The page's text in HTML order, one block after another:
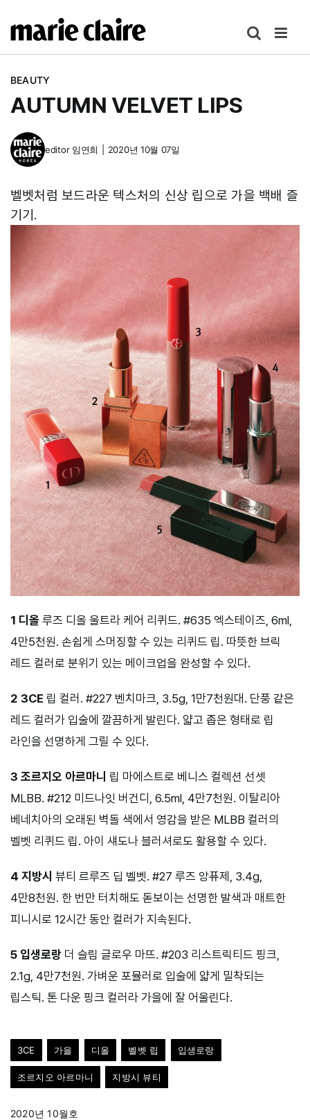
텐
BEAUTY
AUTUMN VELVET LIPS
editor 임연희 2020년 10월 07일
벨벳처럼 보드라운 텍스처의 신상 립으로 가을 백배 즐
기기.
1 디올 루즈 디올 울트라 케어 리퀴드. #635 엑스테이즈, 6ml,
4만5천원. 손쉽게 스머징할 수 있는 리퀴드 립. 따뜻한 브릭
레드 컬러로 분위기 있는 메이크업을 완성할 수 있다.
2 3CE 립 컬러. #227 벤치마크, 3.5g, 1만7천원대. 단풍 같은
레드 컬러가 입술에 깔끔하게 발린다. 얇고 좁은 형태로 립
라인을 선명하게 그릴 수 있다.
3 조르지오 아르마니 립 마에스트로 베니스 컬렉션 선셋
MLBB. #212 미드나잇 버건디, 6.5ml, 4만7천원. 이탈리아
베네치아의 오래된 벽돌 색에서 영감을 받은 MLBB 컬러의
벨벳 리퀴드 립. 아이 섀도나 블러셔로도 활용할 수 있다.
4 지방시 뷰티 르루즈 딥 벨벳. #27 루즈 앙퓨제, 3.4g,
4만8천원. 한 번만 터치해도 돋보이는 선명한 발색과 매트한
피니시로 12시간 동안 컬러가 지속된다.
5 입생로랑 더 슬림 글로우 마뜨. #203 리스트릭티드 핑크,
2.1g, 4만7천원. 가벼운 포뮬러로 입술에 얇게 밀착되는
립스틱. 톤 다운 핑크 컬러라 가을에 잘 어울린다.
3CE 가을 디올 벨벳 립 입생로랑
조르지오 아르마니 지방시 뷰티
2020년 10월호